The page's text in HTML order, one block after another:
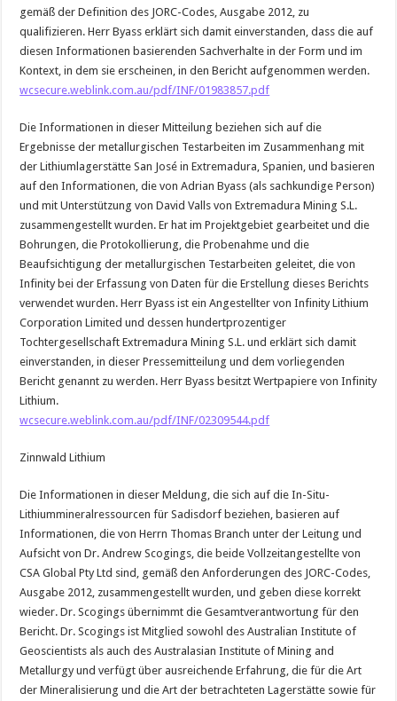
gemäß der Definition des JORC-Codes, Ausgabe 2012, zu
qualifizieren. Herr Byass erklärt sich damit einverstanden, dass die auf
diesen Informationen basierenden Sachverhalte in der Form und im
Kontext, in dem sie erscheinen, in den Bericht aufgenommen werden.
wcsecure.weblink.com.au/pdf/INF/01983857.pdf
Die Informationen in dieser Mitteilung beziehen sich auf die
Ergebnisse der metallurgischen Testarbeiten im Zusammenhang mit
der Lithiumlagerstätte San José in Extremadura, Spanien, und basieren
auf den Informationen, die von Adrian Byass (als sachkundige Person)
und mit Unterstützung von David Valls von Extremadura Mining S.L.
zusammengestellt wurden. Er hat im Projektgebiet gearbeitet und die
Bohrungen, die Protokollierung, die Probenahme und die
Beaufsichtigung der metallurgischen Testarbeiten geleitet, die von
Infinity bei der Erfassung von Daten für die Erstellung dieses Berichts
verwendet wurden. Herr Byass ist ein Angestellter von Infinity Lithium
Corporation Limited und dessen hundertprozentiger
Tochtergesellschaft Extremadura Mining S.L. und erklärt sich damit
einverstanden, in dieser Pressemitteilung und dem vorliegenden
Bericht genannt zu werden. Herr Byass besitzt Wertpapiere von Infinity
Lithium.
wcsecure.weblink.com.au/pdf/INF/02309544.pdf
Zinnwald Lithium
Die Informationen in dieser Meldung, die sich auf die In-Situ-
Lithiummineralressourcen für Sadisdorf beziehen, basieren auf
Informationen, die von Herrn Thomas Branch unter der Leitung und
Aufsicht von Dr. Andrew Scogings, die beide Vollzeitangestellte von
CSA Global Pty Ltd sind, gemäß den Anforderungen des JORC-Codes,
Ausgabe 2012, zusammengestellt wurden, und geben diese korrekt
wieder. Dr. Scogings übernimmt die Gesamtverantwortung für den
Bericht. Dr. Scogings ist Mitglied sowohl des Australian Institute of
Geoscientists als auch des Australasian Institute of Mining and
Metallurgy und verfügt über ausreichende Erfahrung, die für die Art
der Mineralisierung und die Art der betrachteten Lagerstätte sowie für